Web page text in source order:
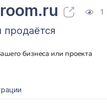
1
бизнеса или проекта